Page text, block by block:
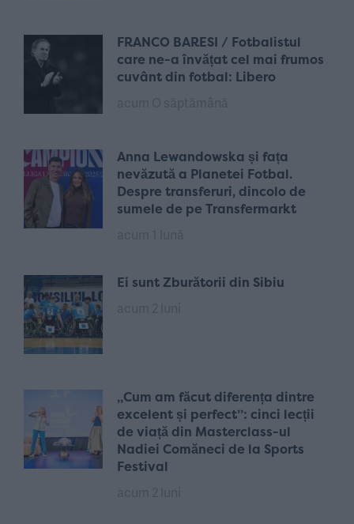
FRANCO BARESI / Fotbalistul
care ne-a învățat cel mai frumos
cuvânt din fotbal: Libero
Anna Lewandowska și fața
nevăzută a Planetei Fotbal.
Despre transferuri, dincolo de
sumele de pe Transfermarkt
Ei sunt Zburătorii din Sibiu
„Cum am făcut diferența dintre
excelent și perfect”: cinci lecții
de viață din Masterclass-ul
Nadiei Comăneci de la Sports
Festival